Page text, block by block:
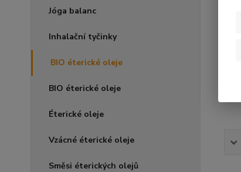
Jóga balanc
Inhalační tyčinky
BIO éterické oleje
BIO éterické oleje
Éterické oleje
Vzácné éterické oleje
Směsi éterických olejů